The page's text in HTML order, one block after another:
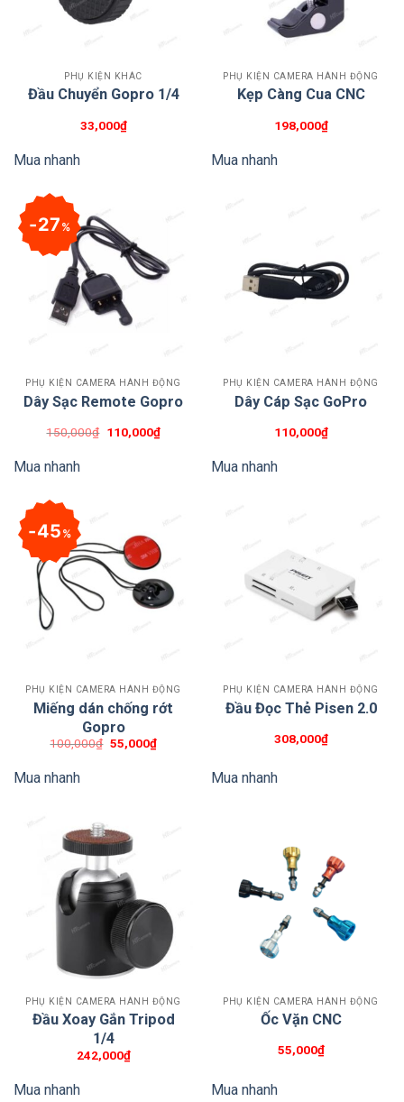
PHỤ KIỆN KHÁC
Đầu Chuyển Gopro 1/4
33,000₫
Mua nhanh
PHỤ KIỆN CAMERA HÀNH ĐỘNG
Kẹp Càng Cua CNC
198,000₫
Mua nhanh
27%
PHỤ KIỆN CAMERA HÀNH ĐỘNG
Dây Sạc Remote Gopro
150,000₫ Giá
110,000₫Giá
hiện
Mua nhanh
PHỤ KIỆN CAMERA HÀNH ĐỘNG
Dây Cáp Sạc GoPro
110,000₫
Mua nhanh
45%
PHỤ KIỆN CAMERA HÀNH ĐỘNG
Miếng dán chống rớt
Gopro
100,000₫ Giá
gốc
55,000₫Giá
hiện
Mua nhanh
PHỤ KIỆN CAMERA HÀNH ĐỘNG
Đầu Đọc Thẻ Pisen 2.0
308,000₫
Mua nhanh
PHỤ KIỆN CAMERA HÀNH ĐỘNG
Đầu Xoay Gắn Tripod
1/4
242,000₫
Mua nhanh
PHỤ KIỆN CAMERA HÀNH ĐỘNG
Ốc Vặn CNC
55,000₫
Mua nhanh